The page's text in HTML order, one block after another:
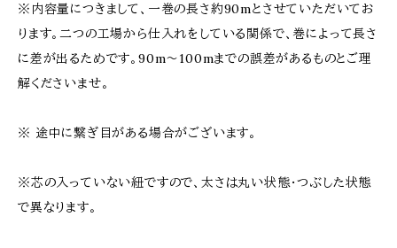
※内容量につきまして、一巻の長さ約90mとさせていただいてお
ります。二つの工場から仕入れをしている関係で、巻によって長さ
に差が出るためです。90m〜100mまでの誤差があるものとご理
解くださいませ。
※ 途中に繋ぎ目がある場合がございます。
※芯の入っていない紐ですので、太さは丸い状態・つぶした状態
で異なります。